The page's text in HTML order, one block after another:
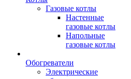
Газовые котлы
Настенные
газовые котлы
Напольные
газовые котлы
Обогреватели
Электрические